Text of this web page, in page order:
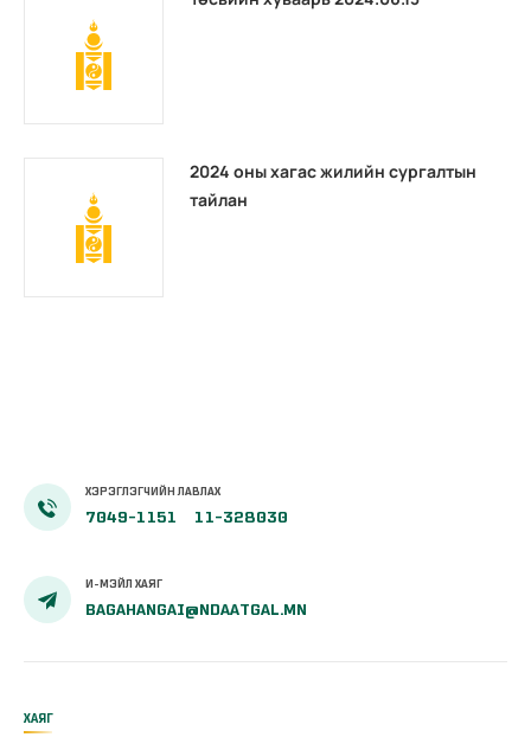
2024 оны хагас жилийн сургалтын
тайлан
ХЭРЭГЛЭГЧИЙН ЛАВЛАХ
7049-1151 11-328030
И-МЭЙЛ ХАЯГ
BAGAHANGAI@NDAATGAL.MN
ХАЯГ